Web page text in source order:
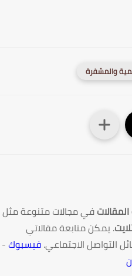
والمشفرة
في مجالات متنوعة مثل
. يمكن متابعة مقالاتي
الاجتماعي.فيسبوك-